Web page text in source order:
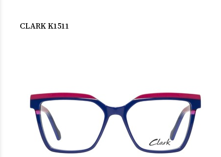
CLARK K1511